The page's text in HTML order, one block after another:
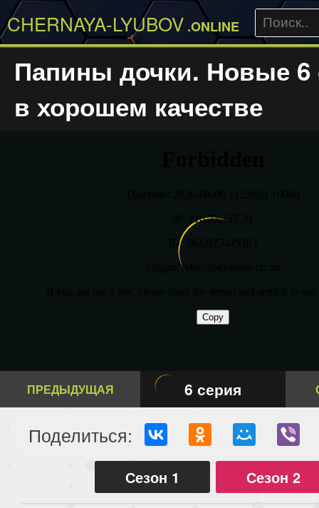
CHERNAYA-LYUBOV .ONLINE
Папины дочки. Новые 6
в хорошем качестве
ПРЕДЫДУЩАЯ 6 серия
Поделиться:
Сезон 1 Сезон 2